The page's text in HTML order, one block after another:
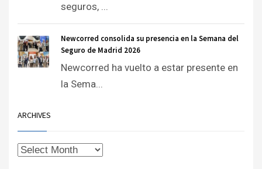
seguros, ...
Newcorred consolida su presencia en la Semana del
Seguro de Madrid 2026
Newcorred ha vuelto a estar presente en
la Sema...
ARCHIVES